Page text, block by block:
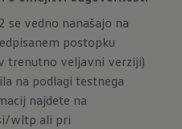
se vedno nanašajo na
postopku
trenutno veljavni verziji)
na podlagi testnega
najdete na
wltp ali pri